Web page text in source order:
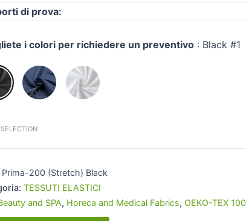
di prova:
i colori per richiedere un preventivo : Black #1
Prima-200 (Stretch) Black
TESSUTI ELASTICI
and SPA, Horeca and Medical Fabrics,OEKO-TEX 100